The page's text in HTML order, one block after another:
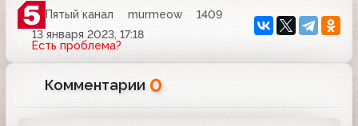
Пятый канал murmeow
1409
13 января 2023, 17:18
Есть проблема?
Комментарии 0